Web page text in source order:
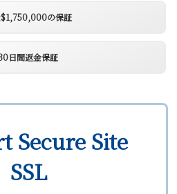
の保証
日間返金保証
Secure Site
SSL